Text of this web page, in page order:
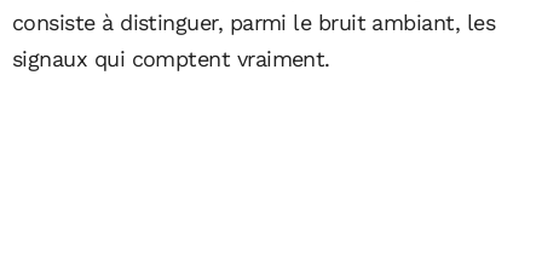
consiste à distinguer, parmi le bruit ambiant, les
signaux qui comptent vraiment.